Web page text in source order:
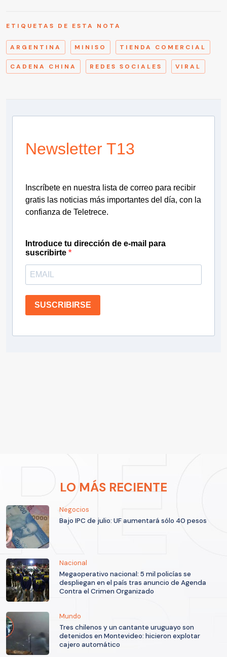
ETIQUETAS DE ESTA NOTA
ARGENTINA MINISO TIENDA COMERCIAL
CADENA CHINA REDES SOCIALES VIRAL
Newsletter T13
Inscríbete en nuestra lista de correo para recibir
gratis las noticias más importantes del día, con la
confianza de Teletrece.
Introduce tu dirección de e-mail para
suscribirte
SUSCRIBIRSE
LO MÁS RECIENTE
Negocios
Bajo IPC de julio: UF aumentará sólo 40 pesos
Nacional
Megaoperativo nacional: 5 mil policías se
despliegan en el país tras anuncio de Agenda
Contra el Crimen Organizado
Mundo
Tres chilenos y un cantante uruguayo son
detenidos en Montevideo: hicieron explotar
cajero automático